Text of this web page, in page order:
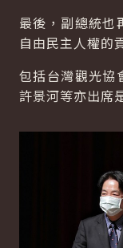
最後，副總統也
自由民主人權的
包括台灣觀光協
許景河等亦出席